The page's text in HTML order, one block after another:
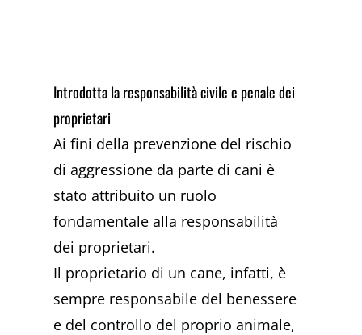
Introdotta la responsabilità civile e penale dei
proprietari
Ai fini della prevenzione del rischio
di aggressione da parte di cani è
stato attribuito un ruolo
fondamentale alla responsabilità
dei proprietari.
Il proprietario di un cane, infatti, è
sempre responsabile del benessere
e del controllo del proprio animale,